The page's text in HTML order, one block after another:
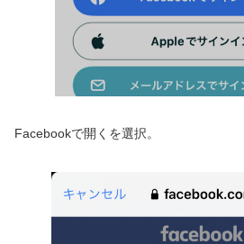
Facebookで開くを選択。